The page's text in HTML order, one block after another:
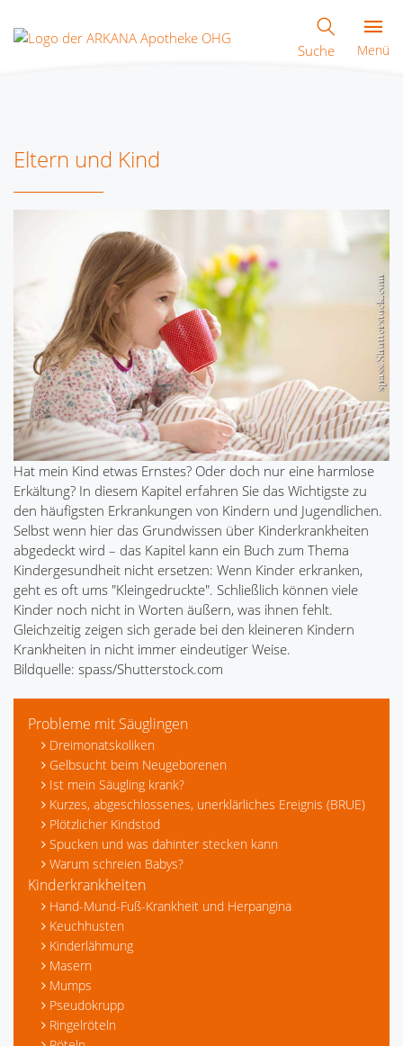
Suche Menü
Eltern und Kind
Hat mein Kind etwas Ernstes? Oder doch nur eine harmlose
Erkältung? In diesem Kapitel erfahren Sie das Wichtigste zu
den häufigsten Erkrankungen von Kindern und Jugendlichen.
Selbst wenn hier das Grundwissen über Kinderkrankheiten
abgedeckt wird – das Kapitel kann ein Buch zum Thema
Kindergesundheit nicht ersetzen: Wenn Kinder erkranken,
geht es oft ums "Kleingedruckte". Schließlich können viele
Kinder noch nicht in Worten äußern, was ihnen fehlt.
Gleichzeitig zeigen sich gerade bei den kleineren Kindern
Krankheiten in nicht immer eindeutiger Weise.
Bildquelle: spass/Shutterstock.com
Probleme mit Säuglingen
Dreimonatskoliken
Gelbsucht beim Neugeborenen
Ist mein Säugling krank?
Kurzes, abgeschlossenes, unerklärliches Ereignis (BRUE)
Plötzlicher Kindstod
Spucken und was dahinter stecken kann
Warum schreien Babys?
Kinderkrankheiten
Hand-Mund-Fuß-Krankheit und Herpangina
Keuchhusten
Kinderlähmung
Masern
Mumps
Pseudokrupp
Ringelröteln